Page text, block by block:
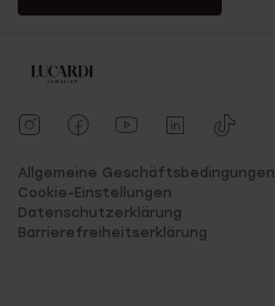
Allgemeine Geschäftsbedingungen
Cookie-Einstellungen
Datenschutzerklärung
Barrierefreiheitserklärung